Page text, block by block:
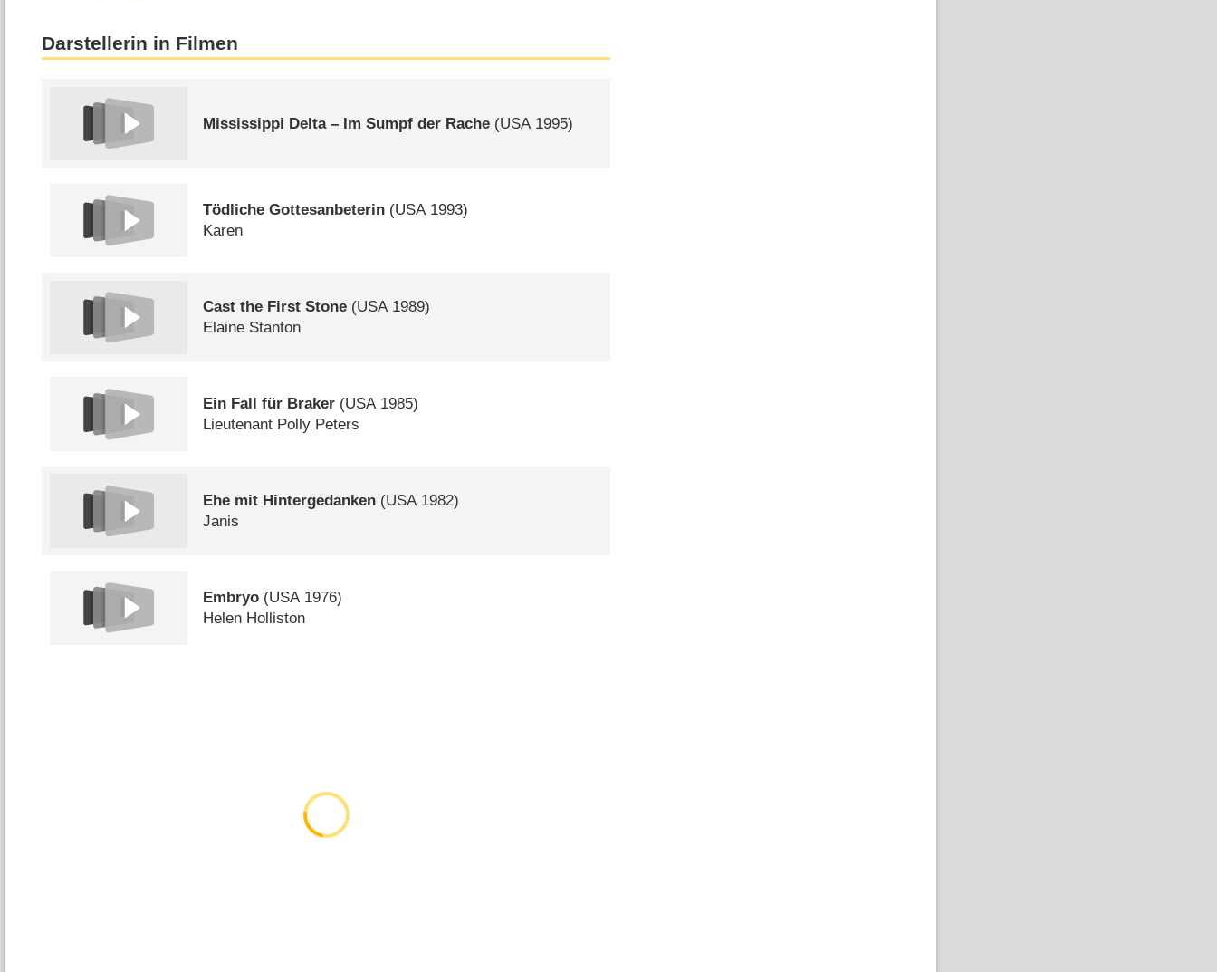
Darstellerin in Filmen
Mississippi Delta – Im Sumpf der Rache (USA1995)
Tödliche Gottesanbeterin (USA1993)
Karen
Cast the First Stone (USA1989)
Elaine Stanton
Ein Fall für Braker (USA1985)
Lieutenant Polly Peters
Ehe mit Hintergedanken (USA1982)
Janis
Embryo (USA1976)
Helen Holliston